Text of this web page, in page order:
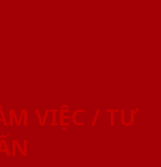
VIỆC / TƯ